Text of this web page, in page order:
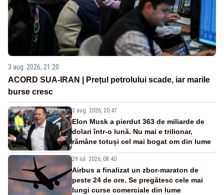
3 aug. 2026, 21:20
ACORD SUA-IRAN | Prețul petrolului scade, iar marile
burse cresc
3 aug. 2026, 20:47
Elon Musk a pierdut 363 de miliarde de
dolari într-o lună. Nu mai e trilionar,
rămâne totuși cel mai bogat om din lume
29 iul. 2026, 08:40
Airbus a finalizat un zbor-maraton de
peste 24 de ore. Se pregătesc cele mai
lungi curse comerciale din lume